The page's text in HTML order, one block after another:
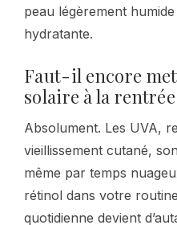
peau légèrement
hydratante.
Faut-il encore
solaire à la rentrée
Absolument. Les UVA,
vieillissement cutané,
même par temps
rétinol dans votre
quotidienne devient